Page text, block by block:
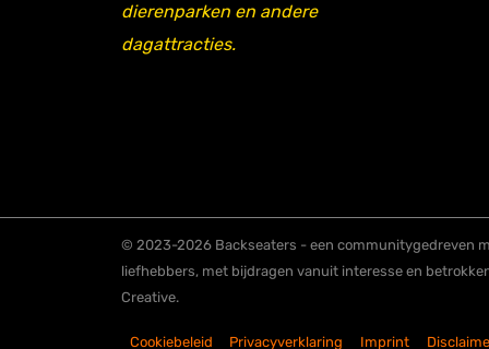
dierenparken en andere
dagattracties.
© 2023-2026 Backseaters - een communitygedreven
liefhebbers, met bijdragen vanuit interesse en
Creative.
Cookiebeleid Privacyverklaring Imprint